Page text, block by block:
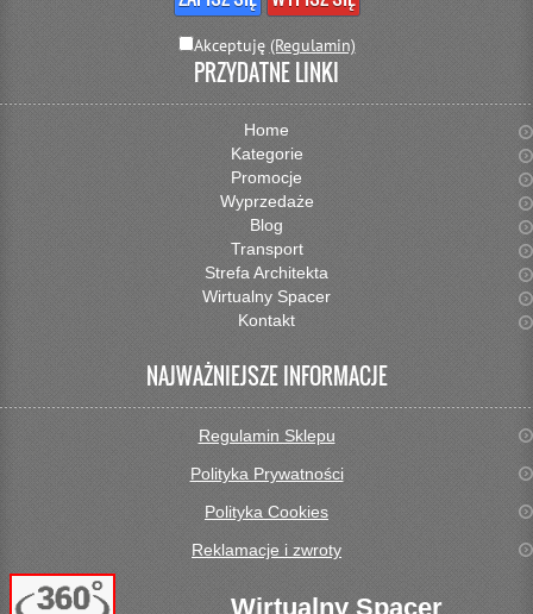
Akceptuję (Regulamin)
PRZYDATNE LINKI
Home
Kategorie
Promocje
Wyprzedaże
Blog
Transport
Strefa Architekta
Wirtualny Spacer
Kontakt
NAJWAŻNIEJSZE INFORMACJE
Regulamin Sklepu
Polityka Prywatności
Polityka Cookies
Reklamacje i zwroty
Wirtualny Spacer